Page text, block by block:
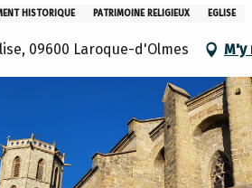
HISTORIQUE PATRIMOINE RELIGIEUX EGLISE
09600 Laroque-d'Olmes M'y